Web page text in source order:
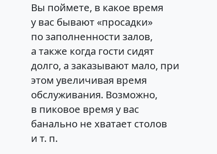
Вы поймете, в какое время
у вас бывают «просадки»
по заполненности залов,
а также когда гости сидят
долго, а заказывают мало, при
этом увеличивая время
обслуживания. Возможно,
в пиковое время у вас
банально не хватает столов
и т. п.